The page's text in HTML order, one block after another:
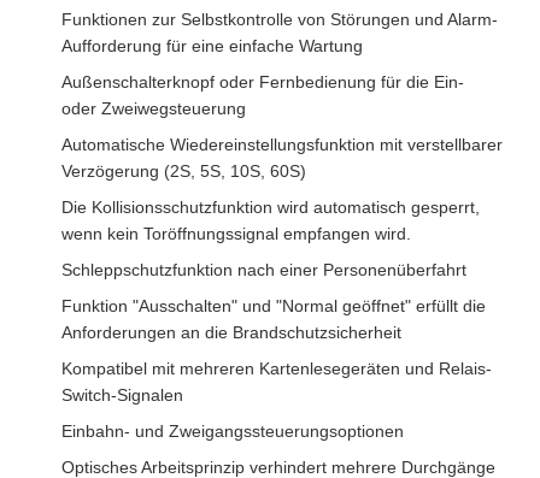
QR-Code-Scanner
Parkplatzmaschine
Schranke
Fahrkartenausrüstung
Komponenten für Drehscheiben
Funktionen zur Selbstkontrolle von Störungen und Alarm-
Aufforderung für eine einfache Wartung
Außenschalterknopf oder Fernbedienung für die Ein-
oder Zweiwegsteuerung
Automatische Wiedereinstellungsfunktion mit verstellbarer
Verzögerung (2S, 5S, 10S, 60S)
Die Kollisionsschutzfunktion wird automatisch gesperrt,
wenn kein Toröffnungssignal empfangen wird.
Schleppschutzfunktion nach einer Personenüberfahrt
Funktion "Ausschalten" und "Normal geöffnet" erfüllt die
Anforderungen an die Brandschutzsicherheit
Kompatibel mit mehreren Kartenlesegeräten und Relais-
Switch-Signalen
Einbahn- und Zweigangssteuerungsoptionen
Optisches Arbeitsprinzip verhindert mehrere Durchgänge